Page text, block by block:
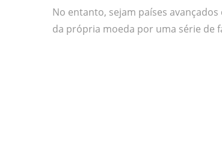
No entanto, sejam países
da própria moeda por uma série de